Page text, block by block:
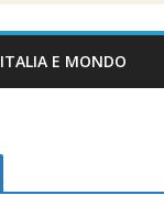
ITALIA E MONDO